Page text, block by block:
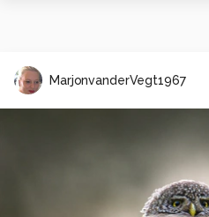
MarjonvanderVegt1967